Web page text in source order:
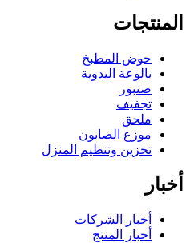
المنتجات
حوض المطبخ
بالوعة اليدوية
صنبور
تجفيف
ملحق
موزع الصابون
تخزين وتنظيم المنزل
أخبار
أخبار الشركات
أخبار المنتج